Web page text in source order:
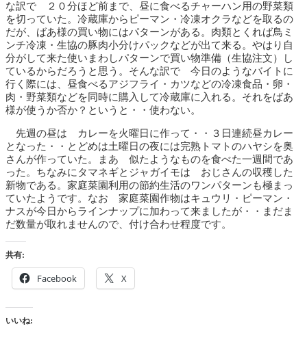
な訳で ２０分ほど前まで、昼に食べるチャーハン用の野菜類
を切っていた。冷蔵庫からピーマン・冷凍オクラなどを取るの
だが、ばあ様の買い物にはパターンがある。肉類とくれば鳥ミ
ンチ冷凍・生協の豚肉小分けパックなどが出て来る。やはり自
分がして来た使いまわしパターンで買い物準備（生協注文）し
ているからだろうと思う。そんな訳で 今日のようなバイトに
行く際には、昼食べるアジフライ・カツなどの冷凍食品・卵・
肉・野菜類などを同時に購入して冷蔵庫に入れる。それをばあ
様が使うか否か？というと・・使わない。
先週の昼は カレーを火曜日に作って・・３日連続昼カレー
となった・・とどめは土曜日の夜には完熟トマトのハヤシを奥
さんが作っていた。まあ 似たようなものを食べた一週間であ
った。ちなみにタマネギとジャガイモは おじさんの収穫した
新物である。家庭菜園利用の節約生活のワンパターンも極まっ
ていたようです。なお 家庭菜園作物はキュウリ・ピーマン・
ナスが今日からラインナップに加わって来ましたが・・まだま
だ数量が取れませんので、付け合わせ程度です。
共有:
Facebook X
いいね: